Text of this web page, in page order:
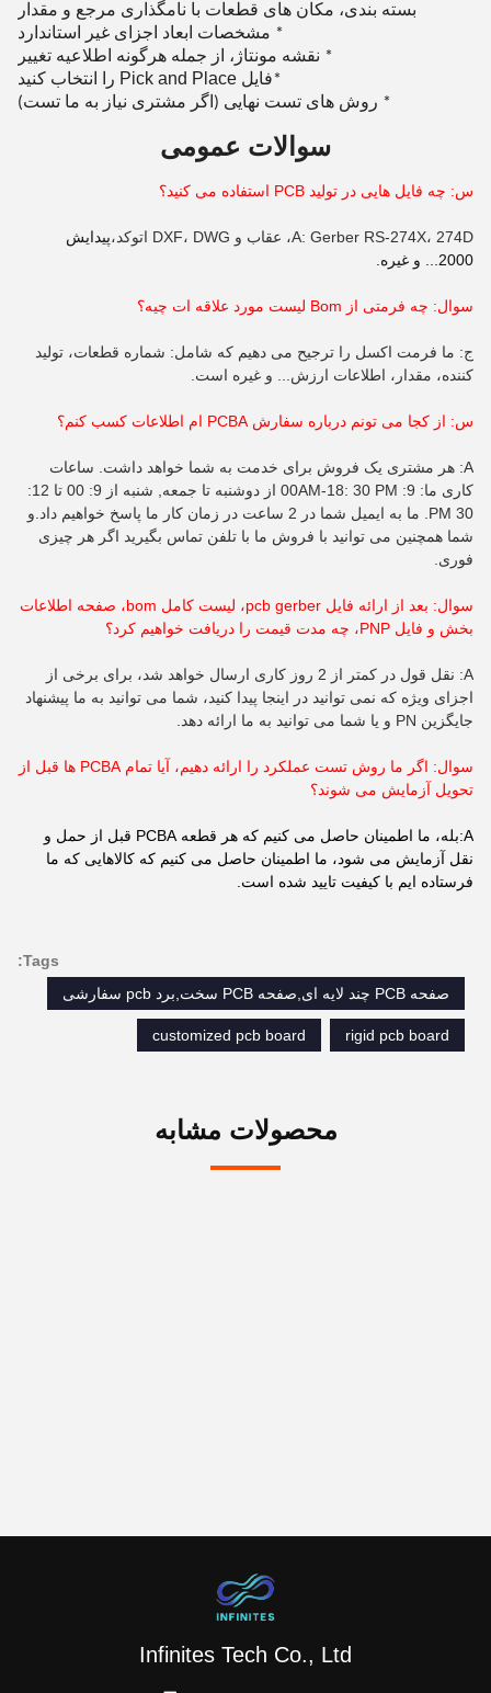
بسته بندی، مکان های قطعات با نامگذاری مرجع و مقدار
* مشخصات ابعاد اجزای غیر استاندارد
* نقشه مونتاژ، از جمله هرگونه اطلاعیه تغییر
*فایل Pick and Place را انتخاب کنید
* روش های تست نهایی (اگر مشتری نیاز به ما تست)
سوالات عمومی
س: چه فایل هایی در تولید PCB استفاده می کنید؟
A: Gerber RS-274X، 274D، عقاب و DXF، DWG اتوکد،
پیدایش
2000... و غیره.
سوال: چه فرمتی از B om لیست مورد علاقه ات چیه؟
ج: ما فرمت اکسل را ترجیح می دهیم که شامل: شماره قطعات، تولید
کننده، مقدار، اطلاعات ارزش... و غیره است.
س: از کجا می تونم درباره سفارش PCBA ام اطلاعات کسب کنم؟
A: هر مشتری یک فروش برای خدمت به شما خواهد داشت. ساعات
کاری ما: 9: 00AM-18: 30 PM از دوشنبه تا جمعه, شنبه از 9: 00 تا 12:
30 PM. ما به ایمیل شما در 2 ساعت در زمان کار ما پاسخ خواهیم داد.و
شما همچنین می توانید با فروش ما با تلفن تماس بگیرید اگر هر چیزی
فوری.
سوال: بعد از ارائه فایل pcb gerber، لیست کامل bom، صفحه اطلاعات
بخش و فایل PNP، چه مدت قیمت را دریافت خواهیم کرد؟
A: نقل قول در کمتر از 2 روز کاری ارسال خواهد شد، برای برخی از
اجزای ویژه که نمی توانید در اینجا پیدا کنید، شما می توانید به ما پیشنهاد
جایگزین PN و یا شما می توانید به ما ارائه دهد.
سوال: اگر ما روش تست عملکرد را ارائه دهیم، آیا تمام PCBA ها قبل از
تحویل آزمایش می شوند؟
A:بله، ما اطمینان حاصل می کنیم که هر قطعه PCBA قبل از حمل و
نقل آزمایش می شود، ما اطمینان حاصل می کنیم که کالاهایی که ما
فرستاده ایم با کیفیت تایید شده است.
Tags:
صفحه PCB چند لایه ای,صفحه PCB سخت,برد pcb سفارشی
rigid pcb board
customized pcb board
محصولات مشابه
Infinites Tech Co., Ltd